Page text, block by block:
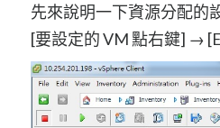
先來說明一下資源分配的
[要設定的 VM 點右鍵] →